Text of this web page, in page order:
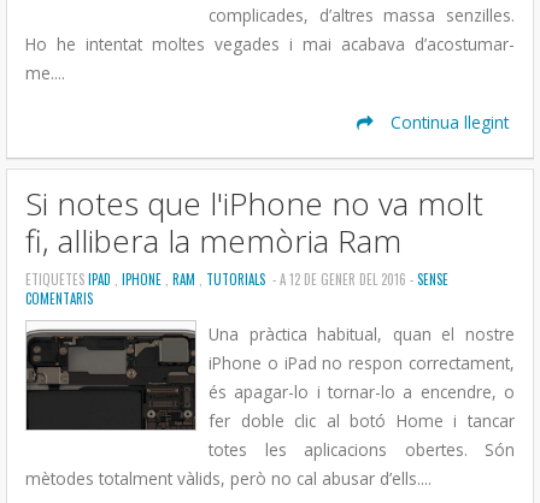
complicades, d’altres massa senzilles.
Ho he intentat moltes vegades i mai acabava d’acostumar-
me....
Continua llegint
Si notes que l'iPhone no va molt
fi, allibera la memòria Ram
ETIQUETESIPAD , IPHONE , RAM , TUTORIALS - A 12 DE GENER DEL 2016 -SENSE
COMENTARIS
Una pràctica habitual, quan el nostre
iPhone o iPad no respon correctament,
és apagar-lo i tornar-lo a encendre, o
fer doble clic al botó Home i tancar
totes les aplicacions obertes. Són
mètodes totalment vàlids, però no cal abusar d’ells....